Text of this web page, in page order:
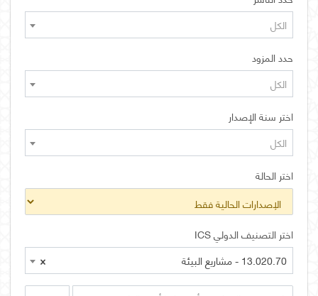
الكل
حدد المزود
الكل
اختر سنة الإصدار
الكل
اختر الحالة
اختر التصنيف الدولي ICS
×
13.020.70 - مشاريع البيئة